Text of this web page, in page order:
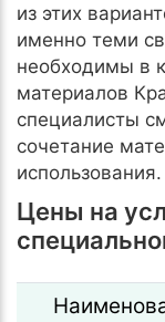
из этих
именно теми
необходимы в
материалов
специалисты
сочетание
использования.
Цены на